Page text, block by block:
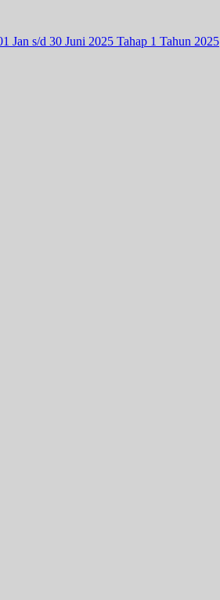
Jan s/d 30 Juni 2025 Tahap 1 Tahun 2025